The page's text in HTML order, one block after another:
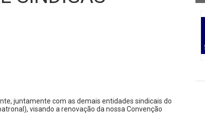
juntamente com as demais entidades sindicais do
visando a renovação da nossa Convenção